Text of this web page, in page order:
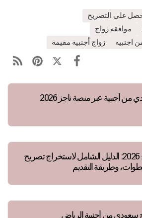
على التصريح
موافقه زواج
اجنبيه
زواج أجنبية مقيمة
أجنبية عبر منصة ناجز 2026
معقب تصاريح الزواج 2026: الدليل الشامل لاستخراج تصريح
وطريقة التقديم